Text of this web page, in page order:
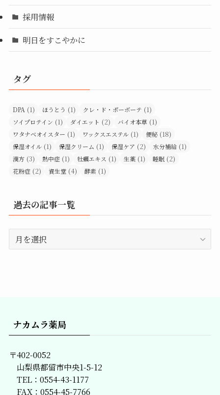
採用情報
明日をすこやかに
タグ
DPA (1) ほうとう (1) クレ・ド・ポーボーテ (1)
ソイプロテイン (1) ダイエット (2) バイオ本草 (1)
ワタナベオイスター (1) ワックスエステル (1) 便秘 (18)
保湿オイル (1) 保湿クリーム (1) 保湿ケア (2) 水分補給 (1)
漢方 (3) 熱中症 (1) 牡蠣エキス (1) 生薬 (1) 睡眠 (2)
花粉症 (2) 資生堂 (4) 酵素 (1)
過去の記事一覧
去
ナカムラ薬局
〒402-0052
山梨県都留市中央1-5-12
TEL：0554-43-1177
FAX：0554-45-7766